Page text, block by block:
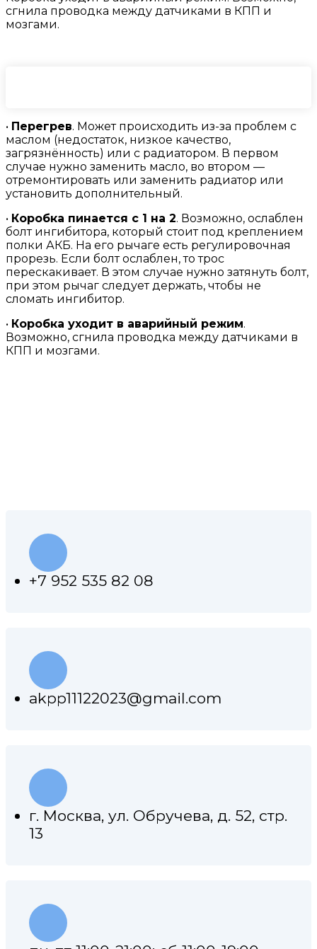
сгнила проводка между датчиками в КПП и
мозгами.
• Перегрев. Может происходить из-за проблем с
маслом (недостаток, низкое качество,
загрязнённость) или с радиатором. В первом
случае нужно заменить масло, во втором —
отремонтировать или заменить радиатор или
установить дополнительный.
• Коробка пинается с 1 на 2. Возможно, ослаблен
болт ингибитора, который стоит под креплением
полки АКБ. На его рычаге есть регулировочная
прорезь. Если болт ослаблен, то трос
перескакивает. В этом случае нужно затянуть болт,
при этом рычаг следует держать, чтобы не
сломать ингибитор.
• Коробка уходит в аварийный режим.
Возможно, сгнила проводка между датчиками в
КПП и мозгами.
+7 952 535 82 08
akpp11122023@gmail.com
г. Москва, ул. Обручева, д. 52, стр.
13